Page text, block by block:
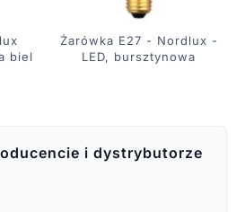
biel
Żarówka E27 - Nordlux -
LED, bursztynowa
i dystrybutorze